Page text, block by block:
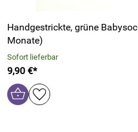
Handgestrickte, grüne
Monate)
Sofort lieferbar
9,90 €*